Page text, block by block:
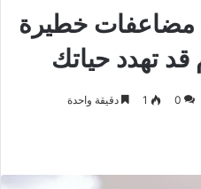
القاتل الصامت: 4 مضاعفات خطيرة
تهدد حياتك
0
1 دقيقة واحدة